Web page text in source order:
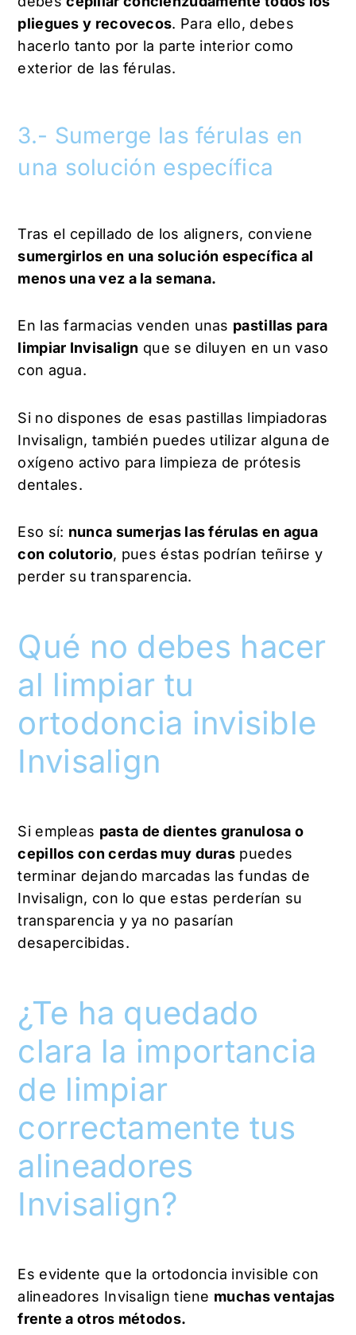
pliegues y recovecos. Para ello, debes
hacerlo tanto por la parte interior como
exterior de las férulas.
3.- Sumerge las férulas en
una solución específica
Tras el cepillado de los aligners, conviene
sumergirlos en una solución específica al
menos una vez a la semana.
En las farmacias venden unas pastillas para
limpiar Invisalign que se diluyen en un vaso
con agua.
Si no dispones de esas pastillas limpiadoras
Invisalign, también puedes utilizar alguna de
oxígeno activo para limpieza de prótesis
dentales.
Eso sí: nunca sumerjas las férulas en agua
con colutorio, pues éstas podrían teñirse y
perder su transparencia.
Qué no debes hacer
al limpiar tu
ortodoncia invisible
Invisalign
Si empleas pasta de dientes granulosa o
cepillos con cerdas muy duras puedes
terminar dejando marcadas las fundas de
Invisalign, con lo que estas perderían su
transparencia y ya no pasarían
desapercibidas.
¿Te ha quedado
clara la importancia
de limpiar
correctamente tus
alineadores
Invisalign?
Es evidente que la ortodoncia invisible con
alineadores Invisalign tiene muchas ventajas
frente a otros métodos.